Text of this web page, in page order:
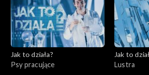
Jak to działa?
Psy pracujące
Jak to
Lustra